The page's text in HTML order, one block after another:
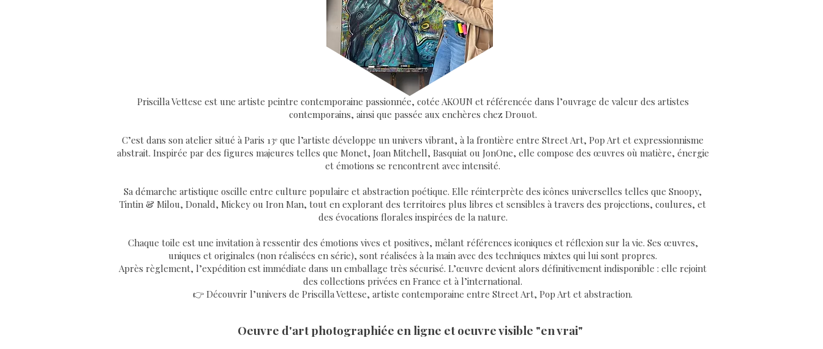
Priscilla Vettese est une artiste peintre contemporaine passionnée, cotée AKOUN et référencée dans l’ouvrage de valeur des artistes
contemporains, ainsi que passée aux enchères chez Drouot.
C’est dans son atelier situé à Paris 13ᵉ que l’artiste développe un univers vibrant, à la frontière entre Street Art, Pop Art et expressionnisme
abstrait. Inspirée par des figures majeures telles que Monet, Joan Mitchell, Basquiat ou JonOne, elle compose des œuvres où matière, énergie
et émotions se rencontrent avec intensité.
Sa démarche artistique oscille entre culture populaire et abstraction poétique. Elle réinterprète des icônes universelles telles que Snoopy,
Tintin & Milou, Donald, Mickey ou Iron Man, tout en explorant des territoires plus libres et sensibles à travers des projections, coulures, et
des évocations florales inspirées de la nature.
Chaque toile est une invitation à ressentir des émotions vives et positives, mêlant références iconiques et réflexion sur la vie. Ses œuvres,
uniques et originales (non réalisées en série), sont réalisées à la main avec des techniques mixtes qui lui sont propres.
Après règlement, l’expédition est immédiate dans un emballage très sécurisé. L’œuvre devient alors définitivement indisponible : elle rejoint
des collections privées en France et à l’international.
👉 Découvrir l’univers de Priscilla Vettese, artiste contemporaine entre Street Art, Pop Art et abstraction.
Oeuvre d'art photographiée en ligne et oeuvre visible "en vrai"